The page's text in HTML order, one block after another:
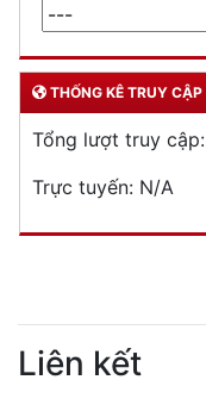
THỐNG KÊ TRUY CẬP
Tổng lượt truy cập:
Trực tuyến: N/A
Liên kết